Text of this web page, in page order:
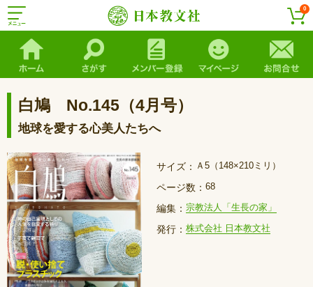
0
白鳩 No.145（4月号）
地球を愛する心美人たちへ
サイズ： Ａ5（148×210ミリ）
ページ数： 68
編集： 宗教法人「生長の家」
発行： 株式会社 日本教文社